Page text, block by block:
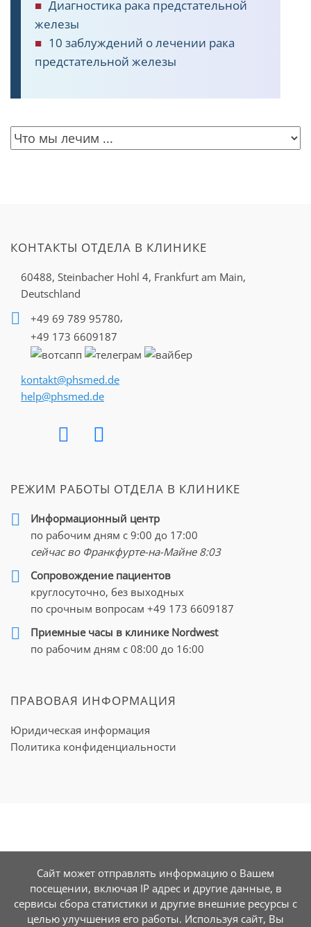
Диагностика рака предстательной
железы
10 заблуждений о лечении рака
предстательной железы
КОНТАКТЫ ОТДЕЛА В КЛИНИКЕ
60488, Steinbacher Hohl 4, Frankfurt am Main,
Deutschland
+49 69 789 95780,
+49 173 6609187
kontakt@phsmed.de
help@phsmed.de
РЕЖИМ РАБОТЫ ОТДЕЛА В КЛИНИКЕ
Информационный центр
по рабочим дням с 9:00 до 17:00
сейчас во Франкфурте-на-Майне 8:03
Cопровождение пациентов
круглосуточно, без выходных
по срочным вопросам +49 173 6609187
Приемные часы в клинике Nordwest
по рабочим дням с 08:00 до 16:00
ПРАВОВАЯ ИНФОРМАЦИЯ
Юридическая информация
Политика конфиденциальности
Сайт может отправлять информацию о Вашем
посещении, включая IP адрес и другие данные, в
сервисы сбора статистики и другие внешние ресурсы с
целью улучшения его работы. Используя сайт, Вы